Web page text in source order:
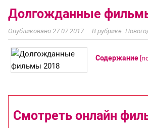
Долгожданные
27.07.2017
Содержание
Cмотреть онлайн